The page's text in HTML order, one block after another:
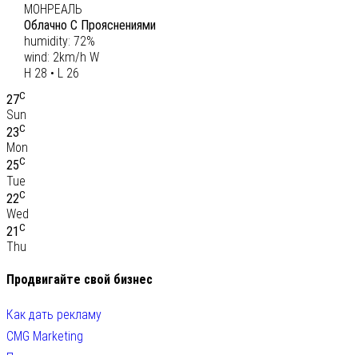
МОНРЕАЛЬ
Облачно С Прояснениями
humidity: 72%
wind: 2km/h W
H 28 • L 26
27C
Sun
23C
Mon
25C
Tue
22C
Wed
21 C
Thu
Продвигайте свой бизнес
Как дать рекламу
CMG Marketing